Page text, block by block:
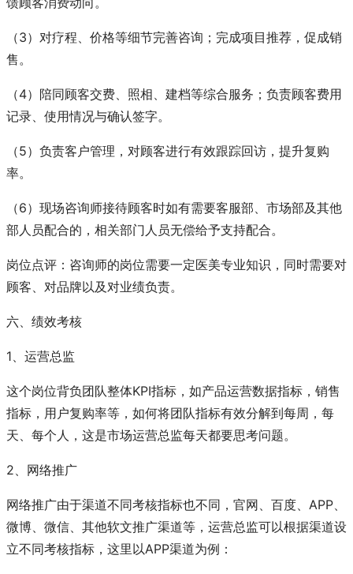
（3）对疗程、价格等细节完善咨询；完成项目推荐，促成销
售。
（4）陪同顾客交费、照相、建档等综合服务；负责顾客费用
记录、使用情况与确认签字。
（5）负责客户管理，对顾客进行有效跟踪回访，提升复购
率。
（6）现场咨询师接待顾客时如有需要客服部、市场部及其他
部人员配合的，相关部门人员无偿给予支持配合。
岗位点评：咨询师的岗位需要一定医美专业知识，同时需要对
顾客、对品牌以及对业绩负责。
六、绩效考核
1、运营总监
这个岗位背负团队整体KPI指标，如产品运营数据指标，销售
指标，用户复购率等，如何将团队指标有效分解到每周，每
天、每个人，这是市场运营总监每天都要思考问题。
2、网络推广
网络推广由于渠道不同考核指标也不同，官网、百度、APP、
微博、微信、其他软文推广渠道等，运营总监可以根据渠道设
立不同考核指标，这里以APP渠道为例：